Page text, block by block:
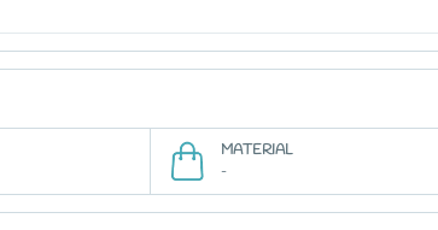
MATERIAL
-